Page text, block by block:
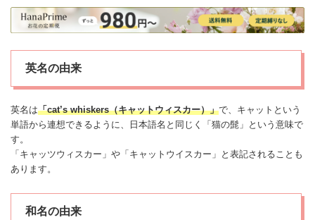
英名の由来
英名は「cat’s whiskers（キャットウィスカー）」で、キャットという
単語から連想できるように、日本語名と同じく「猫の髭」という意味で
す。
「キャッツウィスカー」や「キャットウイスカー」と表記されることも
あります。
和名の由来